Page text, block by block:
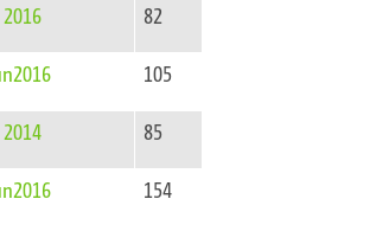
82
105
85
154